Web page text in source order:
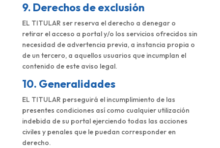
9. Derechos de exclusión
EL TITULAR ser reserva el derecho a denegar o
retirar el acceso a portal y/o los servicios ofrecidos sin
necesidad de advertencia previa, a instancia propia o
de un tercero, a aquellos usuarios que incumplan el
contenido de este aviso legal.
10. Generalidades
EL TITULAR perseguirá el incumplimiento de las
presentes condiciones así como cualquier utilización
indebida de su portal ejerciendo todas las acciones
civiles y penales que le puedan corresponder en
derecho.